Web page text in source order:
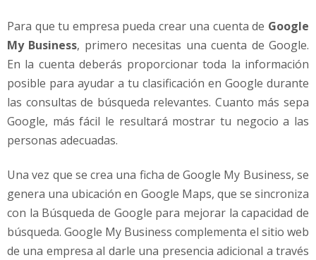
Para que tu empresa pueda crear una cuenta de Google
My Business, primero necesitas una cuenta de Google.
En la cuenta deberás proporcionar toda la información
posible para ayudar a tu clasificación en Google durante
las consultas de búsqueda relevantes. Cuanto más sepa
Google, más fácil le resultará mostrar tu negocio a las
personas adecuadas.
Una vez que se crea una ficha de Google My Business, se
genera una ubicación en Google Maps, que se sincroniza
con la Búsqueda de Google para mejorar la capacidad de
búsqueda. Google My Business complementa el sitio web
de una empresa al darle una presencia adicional a través